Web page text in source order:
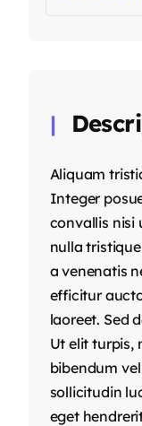
Aliquam
Integer
convallis nisi
nulla
a venenatis
efficitur
laoreet. Sed
Ut elit turpis,
bibendum
sollicitudin
eget